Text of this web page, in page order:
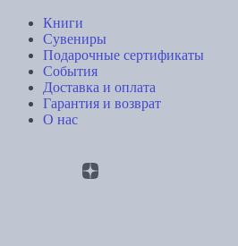
Книги
Сувениры
Подарочные сертификаты
События
Доставка и оплата
Гарантия и возврат
О нас